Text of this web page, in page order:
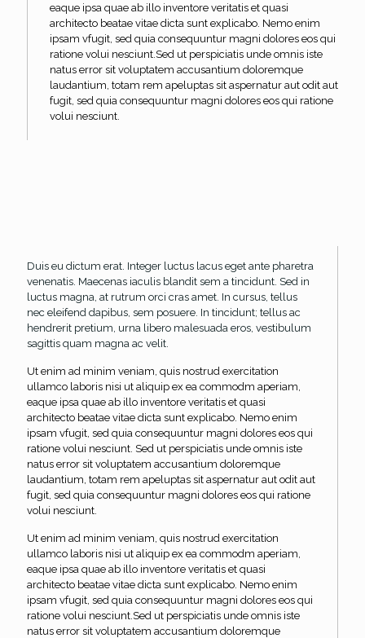
eaque ipsa quae ab illo inventore veritatis et quasi
architecto beatae vitae dicta sunt explicabo. Nemo enim
ipsam vfugit, sed quia consequuntur magni dolores eos qui
ratione volui nesciunt.Sed ut perspiciatis unde omnis iste
natus error sit voluptatem accusantium doloremque
laudantium, totam rem apeluptas sit aspernatur aut odit aut
fugit, sed quia consequuntur magni dolores eos qui ratione
volui nesciunt.
Duis eu dictum erat. Integer luctus lacus eget ante pharetra
venenatis. Maecenas iaculis blandit sem a tincidunt. Sed in
luctus magna, at rutrum orci cras amet. In cursus, tellus
nec eleifend dapibus, sem posuere. In tincidunt; tellus ac
hendrerit pretium, urna libero malesuada eros, vestibulum
sagittis quam magna ac velit.
Ut enim ad minim veniam, quis nostrud exercitation
ullamco laboris nisi ut aliquip ex ea commodm aperiam,
eaque ipsa quae ab illo inventore veritatis et quasi
architecto beatae vitae dicta sunt explicabo. Nemo enim
ipsam vfugit, sed quia consequuntur magni dolores eos qui
ratione volui nesciunt. Sed ut perspiciatis unde omnis iste
natus error sit voluptatem accusantium doloremque
laudantium, totam rem apeluptas sit aspernatur aut odit aut
fugit, sed quia consequuntur magni dolores eos qui ratione
volui nesciunt.
Ut enim ad minim veniam, quis nostrud exercitation
ullamco laboris nisi ut aliquip ex ea commodm aperiam,
eaque ipsa quae ab illo inventore veritatis et quasi
architecto beatae vitae dicta sunt explicabo. Nemo enim
ipsam vfugit, sed quia consequuntur magni dolores eos qui
ratione volui nesciunt.Sed ut perspiciatis unde omnis iste
natus error sit voluptatem accusantium doloremque